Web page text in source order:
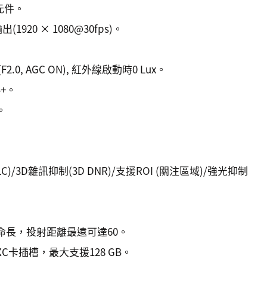
。
(1920 × 1080@30fps)。
AGC ON), 紅外線啟動時0 Lux。
。
3D雜訊抑制(3D DNR)/支援ROI (關注區域)/強光抑制
，投射距離最遠可達60。
卡插槽，最大支援128 GB。